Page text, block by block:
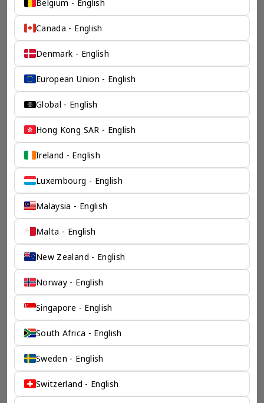
保驾护航
奕资环球是您值得信赖的海外合作伙伴。我们是香港伦敦奕资
咨询有限公司的零售咨询部门，这是一家总部位于香港的全球
咨询机构，接触世界50个市场，约占全球GDP的72%。
凭借其战略优势，我们可以将客户与全球市场的机遇联系起
来，并为21个行业的客户提供服务。
了解香港伦敦奕资咨询有限公司 >
Belgium - English
Canada - English
Denmark - English
European Union - English
Global - English
Hong Kong SAR - English
Ireland - English
Luxembourg - English
Malaysia - English
Malta - English
New Zealand - English
Norway - English
Singapore - English
South Africa - English
Sweden - English
Switzerland - English